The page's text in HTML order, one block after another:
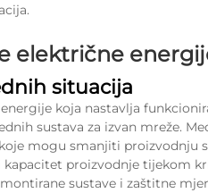
električne
situacija
koja nastavlja
sustava za izvan mreže.
mogu smanjiti proizvodnju
kapacitet proizvodnje tijekom
sustave i zaštitne